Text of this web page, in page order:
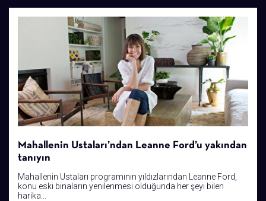
Mahallenin Ustaları’ndan Leanne Ford’u yakından
tanıyın
Mahallenin Ustaları programının yıldızlarından Leanne Ford,
konu eski binaların yenilenmesi olduğunda her şeyi bilen
harika...